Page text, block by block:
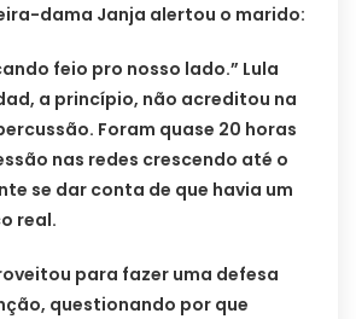
dama Janja alertou o marido:
feio pro nosso lado.” Lula
a princípio, não acreditou na
Foram quase 20 horas
nas redes crescendo até o
se dar conta de que havia um
real.
para fazer uma defesa
questionando por que